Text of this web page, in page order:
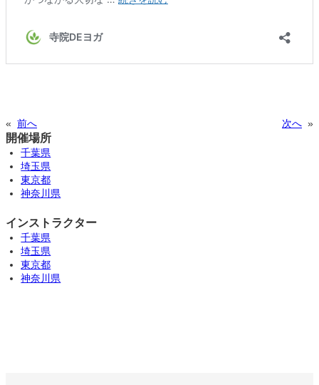
« 前へ 次へ »
開催場所
千葉県
埼玉県
東京都
神奈川県
インストラクター
千葉県
埼玉県
東京都
神奈川県